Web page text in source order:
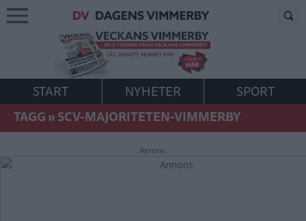
START NYHETER
SPORT
TAGG»SCV-MAJORITETEN-VIMMERBY
Annons: